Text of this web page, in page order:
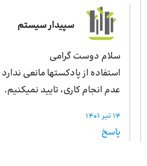
سپیدار سیستم
سلام دوست گرامی
استفاده از پادکستها مانعی ندارد
عدم انجام کاری، تایید نمیکنیم.
14 تیر 1401
پاسخ